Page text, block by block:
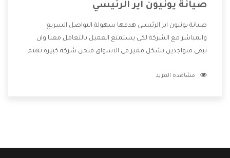
صيانة يونيون اير الرئيسي
صيانة يونيون اير الرئيسي هدفها سهولة التواصل السريع
والمباشر مع الشركة لكى يستمتع العميل بالتعامل معنا وان
نبقى متواجدين بشكل مميز فى الاسواق فنحن شركة كبيرة نهتم
الشركة بها والتى تكون منها خدمة الصيانة التى تكون من أهم
مشاهدة المزيد